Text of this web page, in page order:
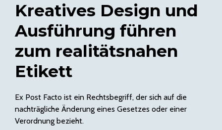
Kreatives Design und
Ausführung führen
zum realitätsnahen
Etikett
Ex Post Facto ist ein Rechtsbegriff, der sich auf die
nachträgliche Änderung eines Gesetzes oder einer
Verordnung bezieht.